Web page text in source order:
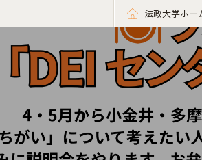
法政大学ホー